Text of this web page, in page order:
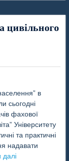
цивільного
в
сьогодні
фахової
Університету
та практичні
надавати
далі